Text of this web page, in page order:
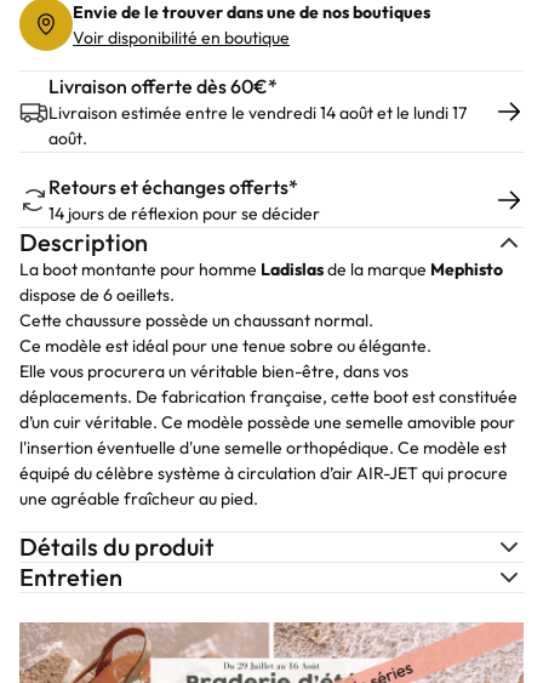
Envie de le trouver dans une de nos boutiques
Voir disponibilité en boutique
Livraison offerte dès 60€*
Livraison estimée entre le vendredi 14 août et le lundi 17
août.
Retours et échanges offerts*
14 jours de réflexion pour se décider
Description
La boot montante pour homme Ladislasde la marque Mephisto
dispose de 6 oeillets.
Cette chaussure possède un chaussant normal.
Ce modèle est idéal pour une tenue sobre ou élégante.
Elle vous procurera un véritable bien-être, dans vos
déplacements. De fabrication française, cette boot est constituée
d’un cuir véritable. Ce modèle possède une semelle amovible pour
l'insertion éventuelle d'une semelle orthopédique. Ce modèle est
équipé du célèbre système à circulation d’air AIR-JET qui procure
une agréable fraîcheur au pied.
Détails du produit
Entretien